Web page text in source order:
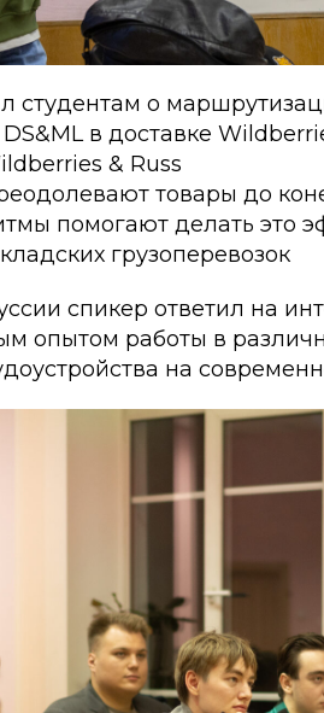
студентам о
в доставке
& Russ
товары до
помогают делать это
грузоперевозок
спикер ответил на
опытом работы в
на